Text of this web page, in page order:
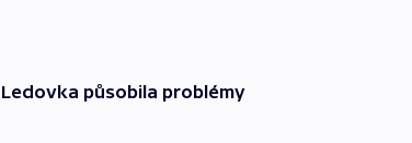
působila problémy